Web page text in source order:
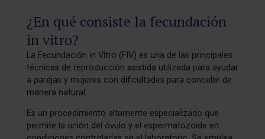
¿En qué consiste la fecundación
in vitro?
La Fecundación in Vitro (FIV) es una de las principales
técnicas de reproducción asistida utilizada para ayudar
a parejas y mujeres con dificultades para concebir de
manera natural.
Es un procedimiento altamente especializado que
permite la unión del óvulo y el espermatozoide en